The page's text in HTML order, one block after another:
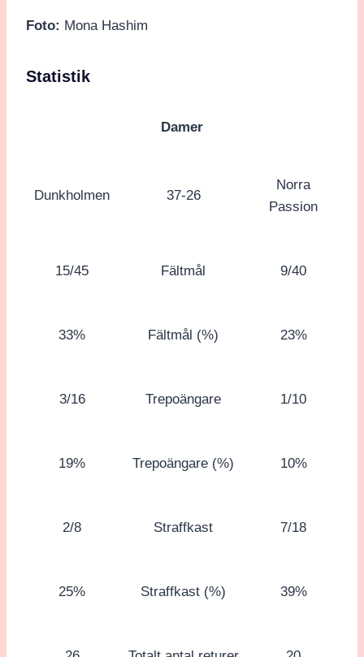
Foto: Mona Hashim
Statistik
Damer
Dunkholmen 37-26
Norra
Passion
15/45 Fältmål 9/40
33% Fältmål (%) 23%
3/16 Trepoängare 1/10
19% Trepoängare (%) 10%
2/8 Straffkast 7/18
25% Straffkast (%) 39%